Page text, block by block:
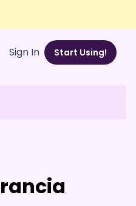
Sign In Start Using!